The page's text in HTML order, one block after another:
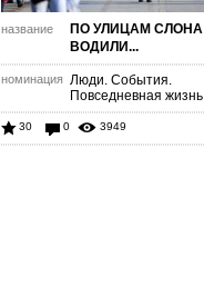
название
ПО УЛИЦАМ СЛОНА
ВОДИЛИ...
номинация Люди. События.
Повседневная жизнь
30 0 3949